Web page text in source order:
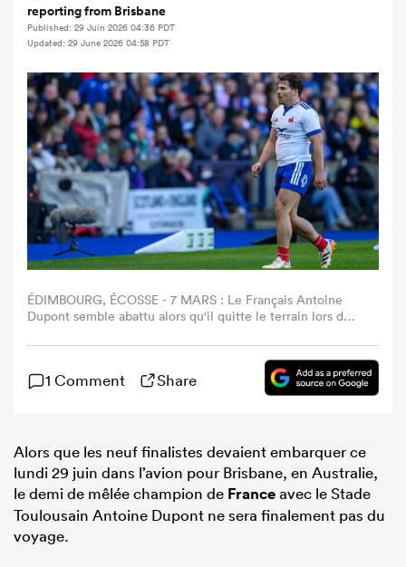
reporting from Brisbane
Published: 29 Juin 2026 04:36 PDT
Updated: 29 June 2026 04:58 PDT
ÉDIMBOURG, ÉCOSSE - 7 MARS : Le Français Antoine
Dupont semble abattu alors qu'il quitte le terrain lors du
opposant l'Écosse à la France au Scottish Gas Murrayfield,
le 7 mars 2026 (Photo : Malcolm Mackenzie/Getty
Images)
1 Comment Share
Alors que les neuf finalistes devaient embarquer ce
lundi 29 juin dans l’avion pour Brisbane, en Australie,
le demi de mêlée champion de Franceavec le Stade
Toulousain Antoine Dupont ne sera finalement pas du
voyage.